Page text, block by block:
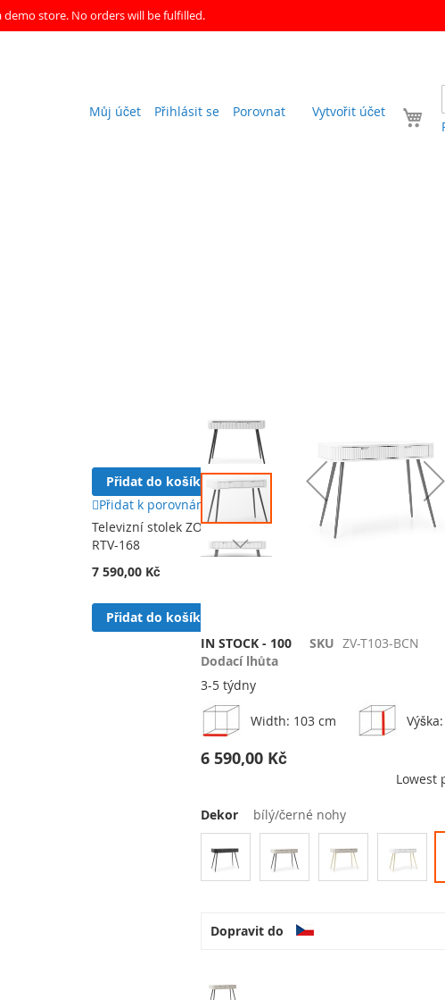
demo store. No orders will be fulfilled.
Můj účet Přihlásit se Porovnat Vytvořit účet
na
konec
galerie
s
obrázky
začátek
galerie
s
obrázky
IN STOCK - 100 SKU ZV-T103-BCN
Dodací lhůta
3-5 týdny
Width: 103 cm
6 590,00 Kč
Lowest
Dekor bílý/černé nohy
Dopravit do
Přidat do košíku
Přidat k porovnání
Televizní stolek ZOVA
RTV-168
7 590,00 Kč
Přidat do košíku
porovnání